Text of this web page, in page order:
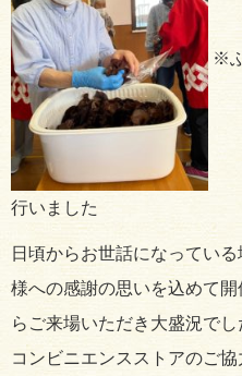
※
行いました
日頃からお世話になってい
様への感謝の思いを込めて
らご来場いただき大盛況で
コンビニエンスストアのご